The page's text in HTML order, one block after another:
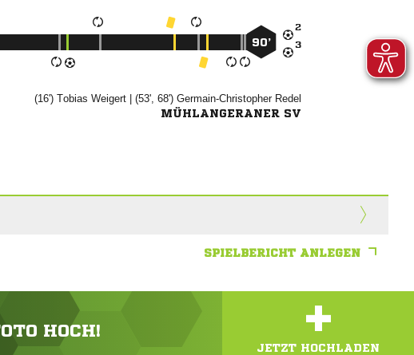


90’
(16')  | (53', 68') 
MÜHLANGERANER SV
SPIELBERICHT ANLEGEN
HOCH! +
JETZT HOCHLADEN